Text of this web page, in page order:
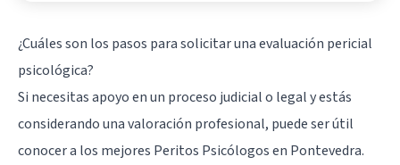
¿Cuáles son los pasos para solicitar una evaluación pericial
psicológica?
Si necesitas apoyo en un proceso judicial o legal y estás
considerando una valoración profesional, puede ser útil
conocer a los mejores Peritos Psicólogos en Pontevedra.